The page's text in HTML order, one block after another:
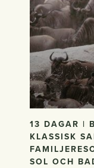
13 DAGAR |
KLASSISK
SOL OCH